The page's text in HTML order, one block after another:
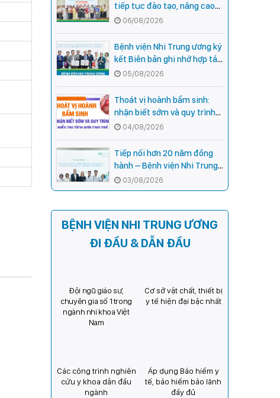
tiếp tục đào tạo, nâng cao
năng lực khám, chữa bệnh
Nhi khoa cho cán bộ y tế tại
các tỉnh miền núi phía Bắc
06/08/2026
Bệnh viện Nhi Trung ương ký
kết Biên bản ghi nhớ hợp tác
với Bệnh viện Nhi Quốc gia
Campuchia
05/08/2026
Thoát vị hoành bẩm sinh:
nhận biết sớm và quy trình
điều trị tích hợp cho trẻ -
chia sẻ từ các chuyên gia
hàng đầu của Bệnh Viện Nhi
Trung ương
04/08/2026
Tiếp nối hơn 20 năm đồng
hành – Bệnh viện Nhi Trung
ương và Tổ chức Orbis (Hoa
Kỳ) tăng cường hợp tác, mở
03/08/2026
BỆNH VIỆN NHI TRUNG ƯƠNG
ĐI ĐẦU & DẪN ĐẦU
Đội ngũ giáo sư,
chuyên gia số 1 trong
ngành nhi khoa Việt
Nam
Cơ sở vật chất, thiết bị
y tế hiện đại bậc nhất
Các công trình nghiên
cứu y khoa dẫn đầu
ngành
Áp dụng Bảo hiểm y
tế, bảo hiểm bảo lãnh
đầy đủ